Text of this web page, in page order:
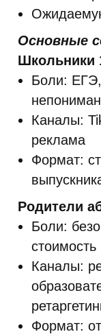
Основные
Школьники
Боли: ЕГЭ,
Каналы:
реклама
Формат:
Родители
Боли:
стоимость
Каналы:
Формат: